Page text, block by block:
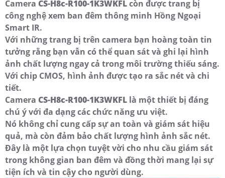
Camera CS-H8c-R100-1K3WKFLcòn được trang bị
công nghệ xem ban đêm thông minh Hồng Ngoại
Smart IR.
Với những trang bị trên camera bạn hoàng toàn tin
tưởng rằng bạn vẫn có thể quan sát và ghi lại hình
ảnh chất lượng ngay cả trong môi trường thiếu sáng.
Với chip CMOS, hình ảnh được tạo ra sắc nét và chi
tiết.
Camera CS-H8c-R100-1K3WKFL là một thiết bị đáng
chú ý với đa dạng các chức năng ưu việt.
Nó không chỉ cung cấp sự an toàn và giám sát hiệu
quả, mà còn đảm bảo chất lượng hình ảnh sắc nét.
Đây là một lựa chọn tuyệt vời cho nhu cầu giám sát
trong không gian ban đêm và đồng thời mang lại sự
tiện ích và tin cậy cho người dùng.